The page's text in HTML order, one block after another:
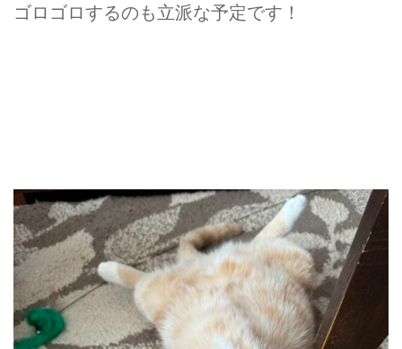
ゴロゴロするのも立派な予定です！